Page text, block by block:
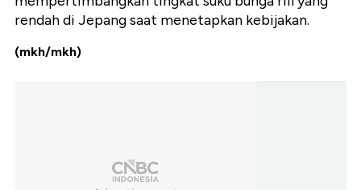
rendah di Jepang saat menetapkan kebijakan.
(mkh/mkh)